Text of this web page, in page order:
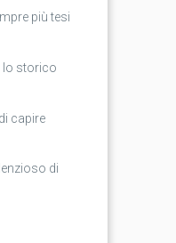
più tesi
lo storico
capire
di